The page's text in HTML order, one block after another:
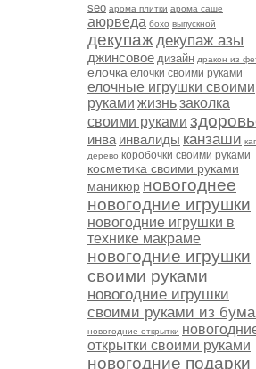
seo арома плитки арома саше
аюрведа бохо выпускной
декупаждекупаж азы
джинсовое дизайн дракон из
елочка елочки своими руками
елочные игрушки своими
руками жизньзаколка
своими руками
инва инвалиды канзаши
дерево коробочки своими руками
косметика своими руками
маникюр новогоднее
новогодние игрушки
новогодние игрушки в
технике макраме
новогодние игрушки
своими руками
новогодние игрушки
своими руками из
новогодние открытки
открытки своими руками
новогодние подарки